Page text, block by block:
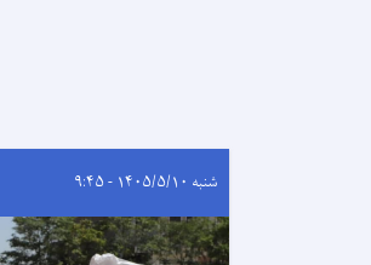
شنبه ۱۴۰۵/۵/۱۰ - ۹:۴۵